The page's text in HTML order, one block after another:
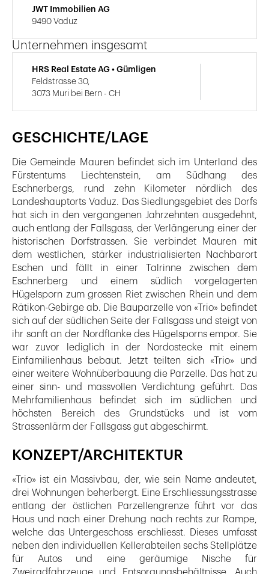
GESCHICHTE/LAGE
Die Gemeinde Mauren befindet sich im Unterland des
Fürstentums Liechtenstein, am Südhang des
Eschnerbergs, rund zehn Kilometer nördlich des
Landeshauptorts Vaduz. Das Siedlungsgebiet des Dorfs
hat sich in den vergangenen Jahrzehnten ausgedehnt,
auch entlang der Fallsgass, der Verlängerung einer der
historischen Dorfstrassen. Sie verbindet Mauren mit
dem westlichen, stärker industrialisierten Nachbarort
Eschen und fällt in einer Talrinne zwischen dem
Eschnerberg und einem südlich vorgelagerten
Hügelsporn zum grossen Riet zwischen Rhein und dem
Rätikon-Gebirge ab. Die Bauparzelle von «Trio» befindet
sich auf der südlichen Seite der Fallsgass und steigt von
ihr sanft an der Nordflanke des Hügelsporns empor. Sie
war zuvor lediglich in der Nordostecke mit einem
Einfamilienhaus bebaut. Jetzt teilten sich «Trio» und
einer weitere Wohnüberbauung die Parzelle. Das hat zu
einer sinn- und massvollen Verdichtung geführt. Das
Mehrfamilienhaus befindet sich im südlichen und
höchsten Bereich des Grundstücks und ist vom
Strassenlärm der Fallsgass gut abgeschirmt.
KONZEPT/ARCHITEKTUR
«Trio» ist ein Massivbau, der, wie sein Name andeutet,
drei Wohnungen beherbergt. Eine Erschliessungsstrasse
entlang der östlichen Parzellengrenze führt vor das
Haus und nach einer Drehung nach rechts zur Rampe,
welche das Untergeschoss erschliesst. Dieses umfasst
neben den individuellen Kellerabteilen sechs Stellplätze
für Autos und eine geräumige Nische für
Zweiradfahrzeuge und Entsorgungsbehältnisse. Auch
JWT Immobilien AG
9490 Vaduz
Unternehmen insgesamt
HRS Real Estate AG • Gümligen
Feldstrasse 30,
3073 Muri bei Bern - CH